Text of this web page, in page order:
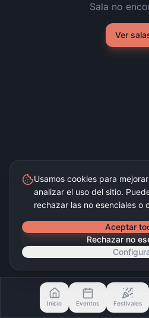
Sala no
Ver
Inicio Eventos Festivales
Usamos cookies para
analizar el uso del sitio.
rechazar las no esenciales o
Aceptar
Rechazar no